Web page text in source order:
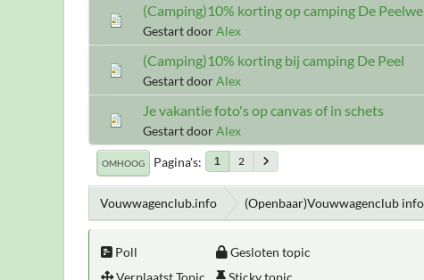
(Camping)10% korting op camping De
Gestart doorAlex
(Camping)10% korting bij camping De Peel
Gestart doorAlex
Je vakantie foto's op canvas of in schets
Gestart doorAlex
OMHOOG Pagina's 1 2
Vouwwagenclub.info (Openbaar)Vouwwagenclub info
Poll
Verplaatst Topic
Gesloten topic
Sticky topic